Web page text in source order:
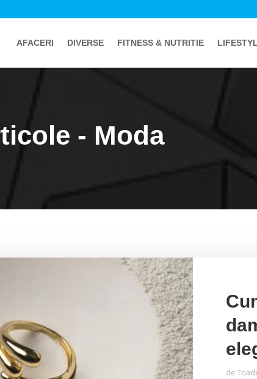
AFACERI DIVERSE FITNESS & NUTRITIE
- Moda
de